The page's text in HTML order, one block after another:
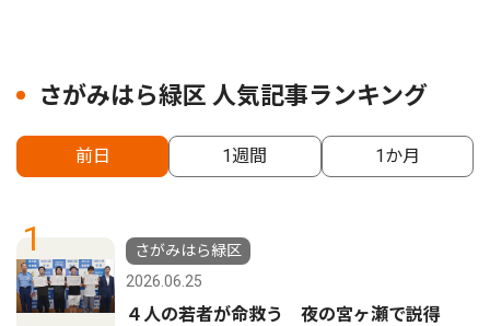
さがみはら緑区 人気記事ランキング
前日 1週間 1か月
1
さがみはら緑区
2026.06.25
４人の若者が命救う 夜の宮ヶ瀬で説得